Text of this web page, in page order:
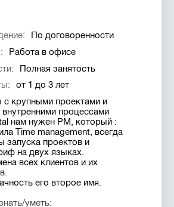
По договоренности
Работа в офисе
Полная занятость
от 1 до 3 лет
с крупными проектами и
внутренними процессами
нам нужен РМ, который :
Time management, всегда
запуска проектов и
на двух языках.
всех клиентов и их
его второе имя.
уметь: